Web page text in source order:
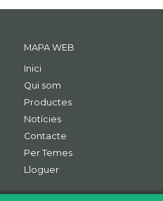
MAPA WEB
Inici
Qui som
Productes
Notícies
Contacte
Per Temes
Lloguer